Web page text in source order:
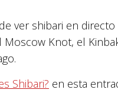
ver shibari en
Knot, el
Shibari? en esta